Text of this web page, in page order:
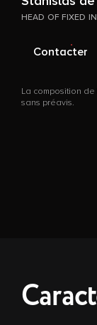
HEAD OF FIXED
Contacter
La composition
sans préavis.